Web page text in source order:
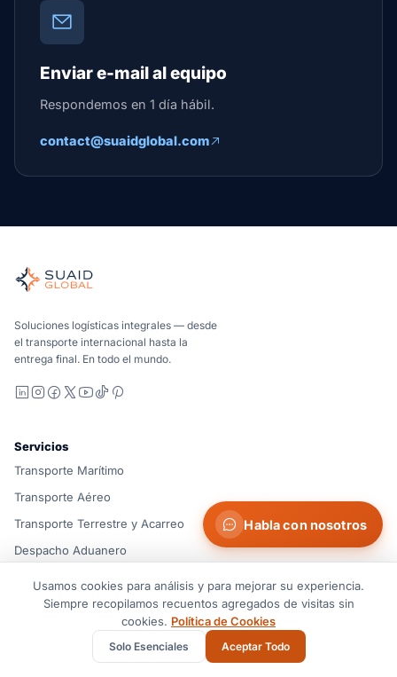
Enviar e-mail al equipo
Respondemos en 1 día hábil.
contact@suaidglobal.com
Agente de carga independiente para océano, aire, tierra,
Marítimo, aéreo y terrestre, comparados de forma
Soluciones logísticas integrales — desde
el transporte internacional hasta la
entrega final. En todo el mundo.
LinkedIn
Instagram
Facebook
X YouTube
TikTok
Servicios
Transporte Marítimo
Transporte Aéreo
Transporte Terrestre y Acarreo
Despacho Aduanero
Carga de Proyecto y Transporte Rodado
Habla con nosotros
Usamos cookies para análisis y para mejorar su experiencia.
Siempre recopilamos recuentos agregados de visitas sin
cookies. Política de Cookies
Solo Esenciales Aceptar Todo